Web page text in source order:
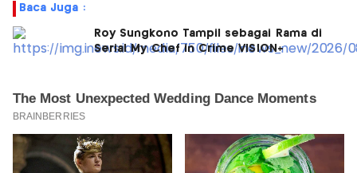
Baca Juga :
Roy Sungkono Tampil sebagai Rama di
Serial My Chef in Crime VISION+